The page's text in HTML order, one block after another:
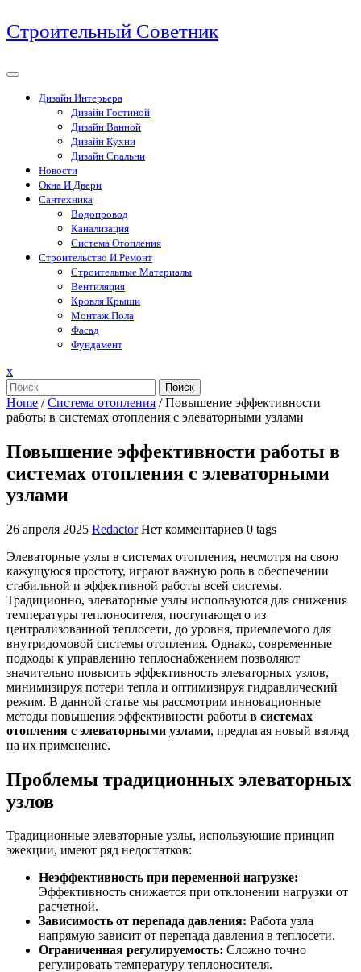
Перейти
к
Строительный Советник
Дизайн Интерьера
Дизайн Гостиной
Дизайн Ванной
Дизайн Кухни
Дизайн Спальни
Новости
Окна И Двери
Сантехника
Водопровод
Канализация
Система Отопления
Строительство И Ремонт
Строительные Материалы
Вентиляция
Кровля Крыши
Монтаж Пола
Фасад
Фундамент
xЗакрыть
меню
Поиск
Home /Система отопления /Повышение эффективности
работы в системах отопления с элеваторными узлами
Повышение эффективности работы в
системах отопления с элеваторными
узлами
26 апреля 2025 Redactor Нет комментариев 0 tags
Элеваторные узлы в системах отопления, несмотря на свою
кажущуюся простоту, играют важную роль в обеспечении
стабильной и эффективной работы всей системы.
Традиционно, элеваторные узлы используются для снижения
температуры теплоносителя, поступающего из
централизованной теплосети, до уровня, приемлемого для
внутридомовой системы отопления. Однако, современные
подходы к управлению теплоснабжением позволяют
значительно повысить эффективность элеваторных узлов,
минимизируя потери тепла и оптимизируя гидравлический
режим. В данной статье мы рассмотрим инновационные
методы повышения эффективности работы в системах
отопления с элеваторными узлами, предлагая новый взгляд
на их применение.
Проблемы традиционных элеваторных
узлов
Традиционные элеваторные узлы, использующие принцип
эжекции, имеют ряд недостатков:
Неэффективность при переменной нагрузке:
Эффективность снижается при отклонении нагрузки от
расчетной.
Зависимость от перепада давления: Работа узла
напрямую зависит от перепада давления в теплосети.
Ограниченная регулируемость: Сложно точно
регулировать температуру теплоносителя.